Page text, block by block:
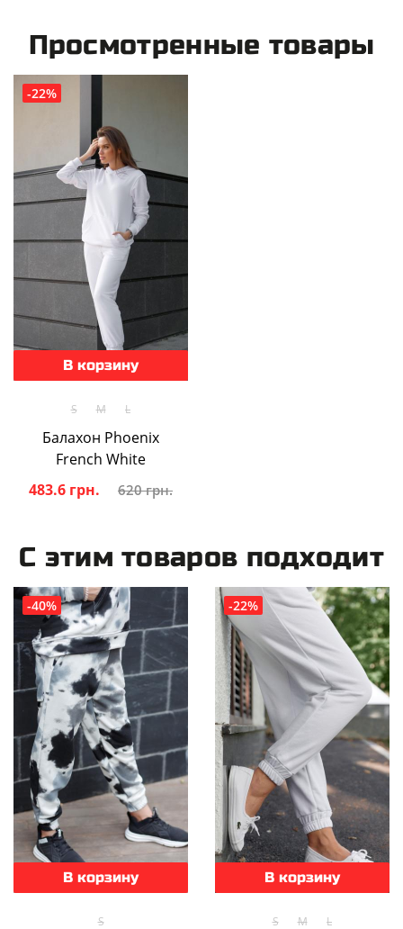
Просмотренные товары
-22%
В корзину
S M L
Балахон Phoenix
French White
483.6 грн.
620 грн.
С этим товаров подходит
-40%
В корзину
S
-22%
В корзину
S M L